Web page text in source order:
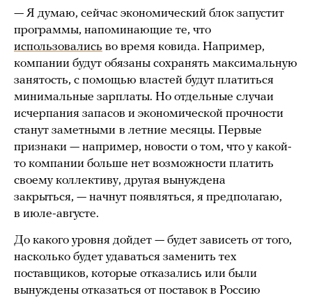
— Я думаю, сейчас экономический блок запустит
программы, напоминающие те, что
использовались во время ковида. Например,
компании будут обязаны сохранять максимальную
занятость, с помощью властей будут платиться
минимальные зарплаты. Но отдельные случаи
исчерпания запасов и экономической прочности
станут заметными в летние месяцы. Первые
признаки — например, новости о том, что у какой-
то компании больше нет возможности платить
своему коллективу, другая вынуждена
закрыться, — начнут появляться, я предполагаю,
в июле-августе.
До какого уровня дойдет — будет зависеть от того,
насколько будет удаваться заменить тех
поставщиков, которые отказались или были
вынуждены отказаться от поставок в Россию